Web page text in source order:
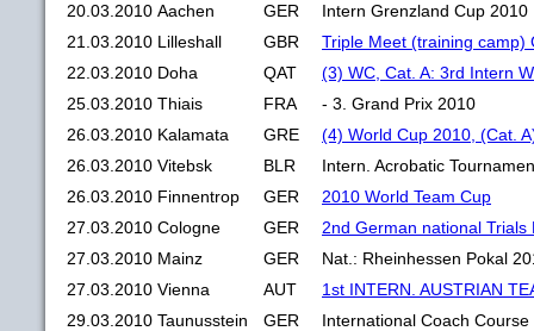
20.03.2010 Aachen GER
Intern Grenzland Cup 2010
21.03.2010 Lilleshall GBR
Triple Meet (training camp)
22.03.2010 Doha QAT
(3) WC, Cat. A: 3rd Intern
25.03.2010 Thiais FRA
- 3. Grand Prix 2010
26.03.2010 Kalamata GRE
(4) World Cup 2010, (Cat.
26.03.2010 Vitebsk BLR
Intern. Acrobatic
26.03.2010 Finnentrop GER
2010 World Team Cup
27.03.2010 Cologne GER
2nd German national Trials
27.03.2010 Mainz GER
Nat.: Rheinhessen Pokal
27.03.2010 Vienna AUT
1st INTERN. AUSTRIAN
29.03.2010 Taunusstein GER International Coach Course